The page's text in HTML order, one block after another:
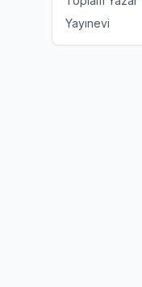
Yayınevi